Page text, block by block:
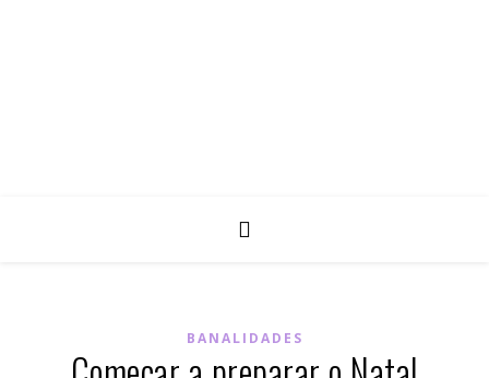
BANALIDADES